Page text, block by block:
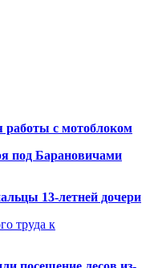
работы с мотоблоком
под Барановичами
13-летней дочери
труда к